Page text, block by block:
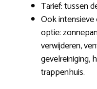
Tarief: tussen
Ook intensieve
optie:
verwijderen,
gevelreiniging,
trappenhuis.